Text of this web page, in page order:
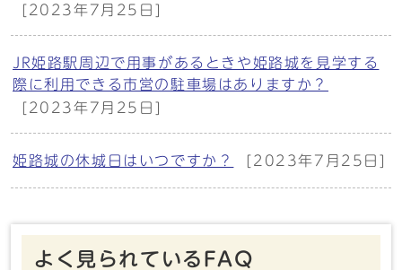
[2023年7月25日]
JR姫路駅周辺で用事があるときや姫路城を見学する
際に利用できる市営の駐車場はありますか？
[2023年7月25日]
姫路城の休城日はいつですか？ [2023年7月25日]
よく見られているFAQ